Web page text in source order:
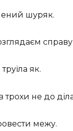
шуряк.
як.
трохи не до
межу.